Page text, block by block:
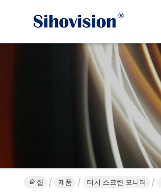
집 제품 터치 스크린 모니터